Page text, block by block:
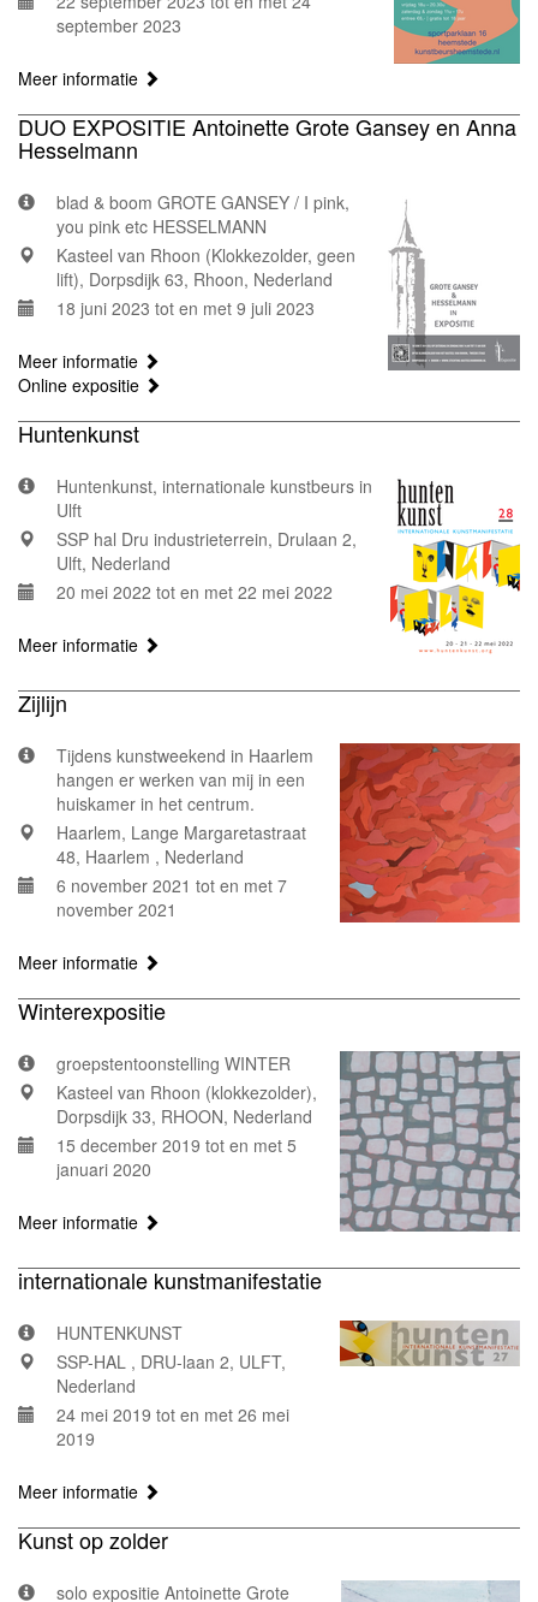
september 2023
Meer informatie
DUO EXPOSITIE Antoinette Grote Gansey en Anna
Hesselmann
blad & boom GROTE GANSEY / I pink,
you pink etc HESSELMANN
Kasteel van Rhoon (Klokkezolder, geen
lift), Dorpsdijk 63, Rhoon, Nederland
18 juni 2023 tot en met 9 juli 2023
Meer informatie
Online expositie
Huntenkunst
Huntenkunst, internationale kunstbeurs in
Ulft
SSP hal Dru industrieterrein, Drulaan 2,
Ulft, Nederland
20 mei 2022 tot en met 22 mei 2022
Meer informatie
Zijlijn
Tijdens kunstweekend in Haarlem
hangen er werken van mij in een
huiskamer in het centrum.
Haarlem, Lange Margaretastraat
48, Haarlem , Nederland
6 november 2021 tot en met 7
november 2021
Meer informatie
Winterexpositie
groepstentoonstelling WINTER
Kasteel van Rhoon (klokkezolder),
Dorpsdijk 33, RHOON, Nederland
15 december 2019 tot en met 5
januari 2020
Meer informatie
internationale kunstmanifestatie
HUNTENKUNST
SSP-HAL , DRU-laan 2, ULFT,
Nederland
24 mei 2019 tot en met 26 mei
2019
Meer informatie
Kunst op zolder
solo expositie Antoinette Grote